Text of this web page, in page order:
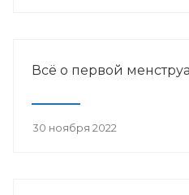
Всё о первой
30 ноября 2022